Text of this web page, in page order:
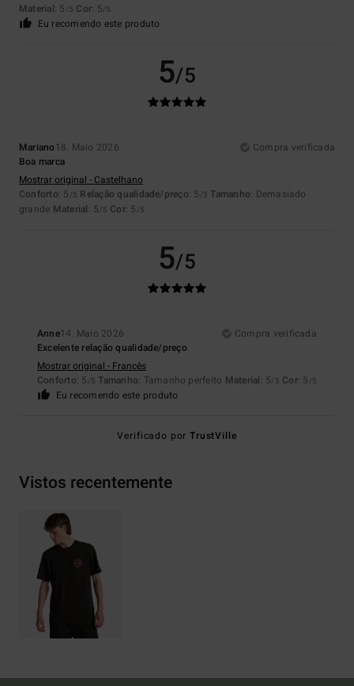
Material: 5 /5 Cor: 5/5
Eu recomendo este produto
5/5
Mariano 18. Maio 2026
Compra verificada
Boa marca
Mostrar original - Castelhano
Conforto: 5 /5 Relação qualidade/preço: 5 /5 Tamanho: Demasiado
grande Material: 5/5 Cor: 5 /5
5/5
Anne14. Maio 2026
Compra verificada
Excelente relação qualidade/preço
Mostrar original - Francês
Conforto: 5 /5 Tamanho: Tamanho perfeito Material: 5/5 Cor: 5 /5
Eu recomendo este produto
Verificado porTrustVille
Vistos recentemente